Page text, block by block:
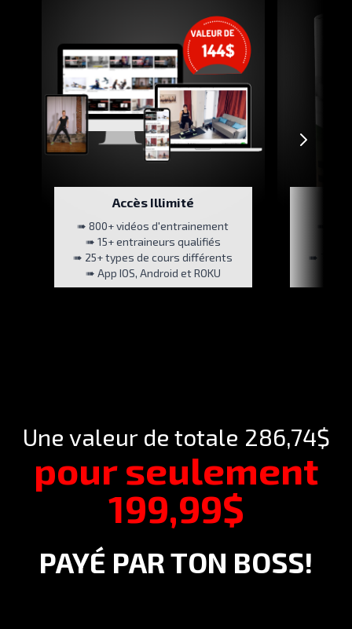
Accès Illimité
➠ 800+ vidéos d'entrainement
➠ 15+ entraineurs qualifiés
➠ 25+ types de cours différents
➠ App IOS, Android et ROKU
➠ Test
Une valeur de totale 286,74$
pour seulement
199,99$
PAYÉ PAR TON BOSS!